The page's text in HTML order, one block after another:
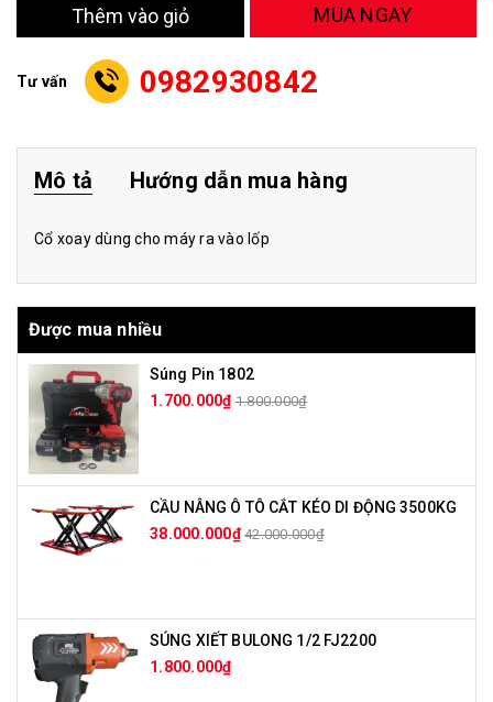
Thêm vào giỏ MUA NGAY
Tư vấn 0982930842
Mô tả Hướng dẫn mua hàng
Cổ xoay dùng cho máy ra vào lốp
Được mua nhiều
Súng Pin 1802
1.700.000₫ 1.800.000₫
CẦU NÂNG Ô TÔ CẮT KÉO DI ĐỘNG 3500KG
38.000.000₫ 42.000.000₫
SÚNG XIẾT BULONG 1/2 FJ2200
1.800.000₫